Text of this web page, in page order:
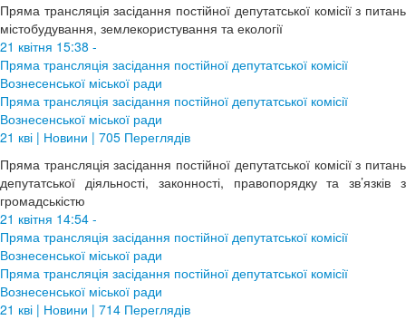
Пряма трансляція засідання постійної депутатської комісії з питань
містобудування, землекористування та екології
21 квітня 15:38 -
Пряма трансляція засідання постійної депутатської комісії
Вознесенської міської ради
Пряма трансляція засідання постійної депутатської комісії
Вознесенської міської ради
21 кві | Новини | 705 Переглядів
Пряма трансляція засідання постійної депутатської комісії з питань
депутатської діяльності, законності, правопорядку та зв’язків з
громадськістю
21 квітня 14:54 -
Пряма трансляція засідання постійної депутатської комісії
Вознесенської міської ради
Пряма трансляція засідання постійної депутатської комісії
Вознесенської міської ради
21 кві | Новини | 714 Переглядів